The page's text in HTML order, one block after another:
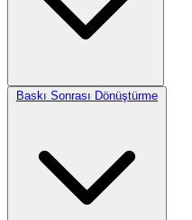
Baskı Sonrası Dönüştürme